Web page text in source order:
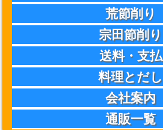
荒節削り
宗田節削り
送料・支払
料理とだし
会社案内
通販一覧